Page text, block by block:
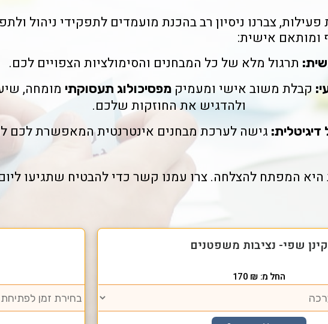
שנות פעילות, צברנו ניסיון רב בהכנת מועמדים לתפקידי
ומותאם אישית:
תרגול מלא של כל המבחנים והסימולציות הצפויים לכם.
קבלת משוב אישי ומעמיק מפסיכולוג תעסוקתי מומחה,
ולהדגיש את החוזקות שלכם.
גישה לערכת מבחנים אינטרנטית המאפשרת לכם
המפתח להצלחה. צרו עמנו קשר כדי להבטיח שתגיעו ליום
קינן שפי- נציבות משפטנים
החל מ: 170 ₪